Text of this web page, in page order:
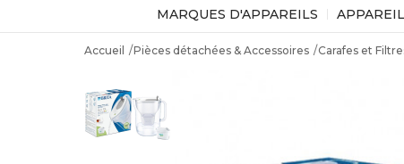
MARQUES D'APPAREILS
Accueil Pièces détachées & Accessoires Carafes et